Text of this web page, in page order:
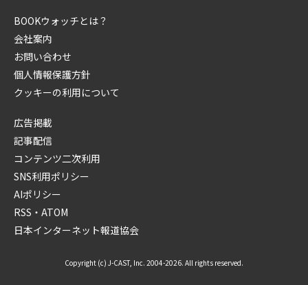
BOOKウォッチとは？
会社案内
お問い合わせ
個人情報保護方針
クッキーの利用について
広告掲載
記事配信
コンテンツ二次利用
SNS利用ポリシー
AIポリシー
RSS・ATOM
日本インターネット報道協会
Copyright (c) J-CAST, Inc. 2004-2026. All rights reserved.